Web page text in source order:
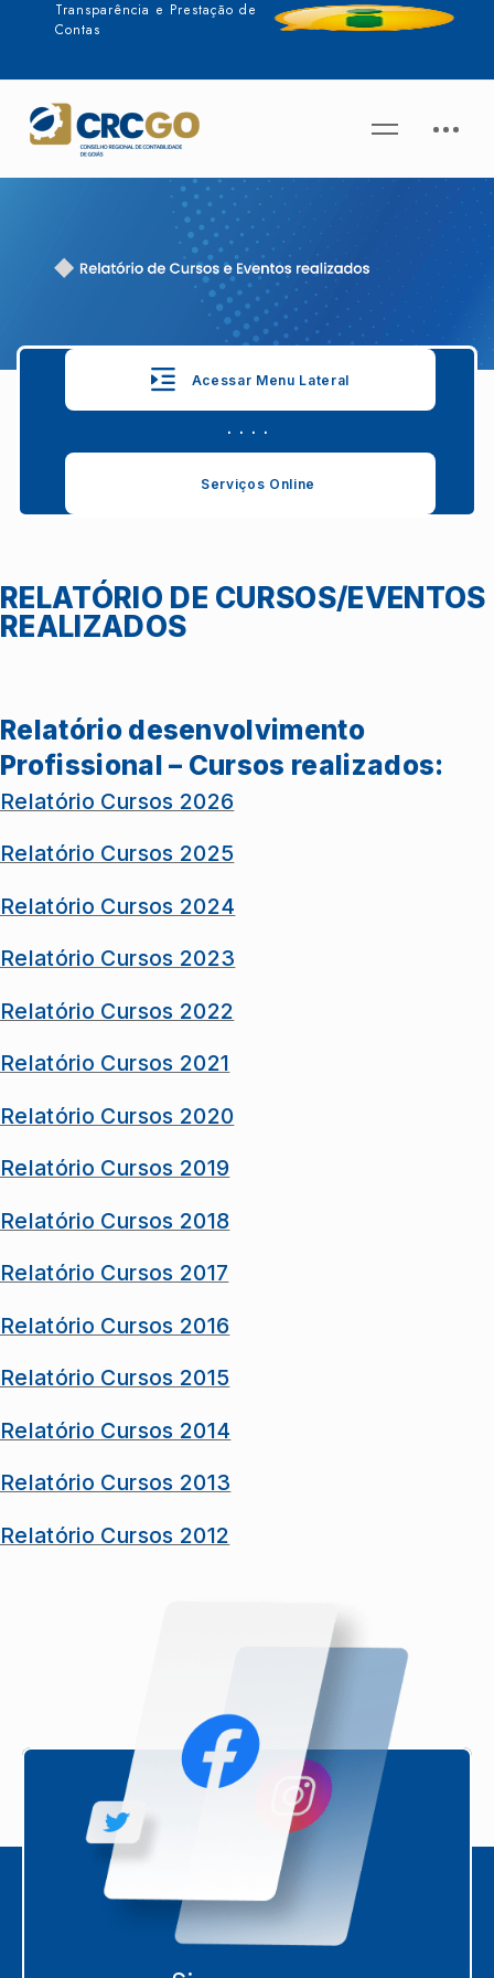
Transparência e Prestação de
Contas
Acessar Menu Lateral
. . . .
Serviços Online
RELATÓRIO DE CURSOS/EVENTOS
REALIZADOS
Relatório desenvolvimento
Profissional – Cursos realizados:
Relatório Cursos 2026
Relatório Cursos 2025
Relatório Cursos 2024
Relatório Cursos 2023
Relatório Cursos 2022
Relatório Cursos 2021
Relatório Cursos 2020
Relatório Cursos 2019
Relatório Cursos 2018
Relatório Cursos 2017
Relatório Cursos 2016
Relatório Cursos 2015
Relatório Cursos 2014
Relatório Cursos 2013
Relatório Cursos 2012